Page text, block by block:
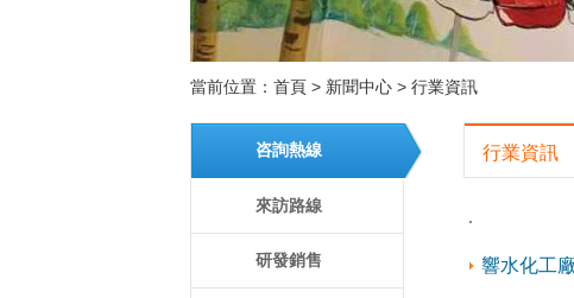
當前位置： 首頁 > 新聞中心 > 行業資訊
咨詢熱線
來訪路線
研發銷售
行業資訊
響水化工